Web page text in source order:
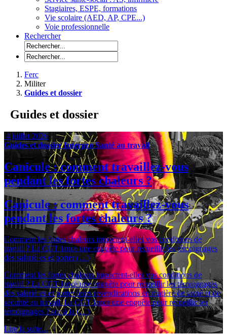
Stagiaires, ESPE, formations
Vie scolaire (AED, AP, CPE...)
Voie professionnelle
Rechercher
Ferc
Militer
Guides et dossier
Guides et dossier
4 juillet 2026
Guides et dossierInterproSanté au travail
Canicule : comment travaillez-vous
pendant les fortes chaleurs ?
Canicule : comment travaillez-vous
pendant les fortes chaleurs ?
Comment les fortes chaleurs impactent-elles vos conditions de
travail ? La CGT lance une enquête pour recueillir les témoignages
des salarié·es et porter (…)
Comment les fortes chaleurs impactent-elles vos conditions de
travail ? La CGT lance une enquête pour recueillir les témoignages
des salarié·es et porter leurs revendications en matière de santé et de
sécurité au travail. La CGT lance une enquête pour recueillir les
témoignages Face à la (…)
Lire la suite...